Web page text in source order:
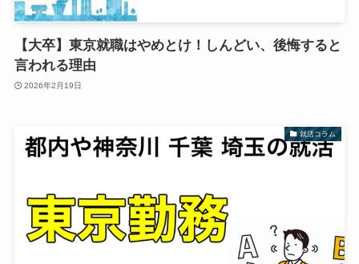
【大卒】東京就職はやめとけ！しんどい、後悔すると
言われる理由
2026年2月19日
就活コラム